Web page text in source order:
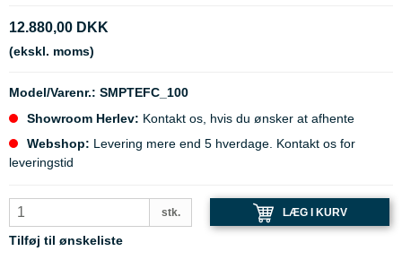
12.880,00 DKK
(ekskl. moms)
Model/Varenr.: SMPTEFC_100
Showroom Herlev: Kontakt os, hvis du ønsker at afhente
Webshop: Levering mere end 5 hverdage. Kontakt os for
leveringstid
stk. LÆG I KURV
Tilføj til ønskeliste